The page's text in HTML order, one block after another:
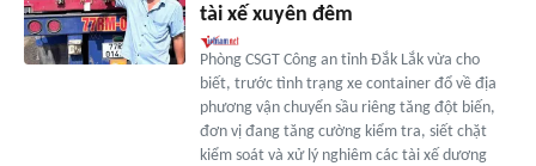
tài xế xuyên đêm
Phòng CSGT Công an tỉnh Đắk Lắk vừa cho
biết, trước tình trạng xe container đổ về địa
phương vận chuyển sầu riêng tăng đột biến,
đơn vị đang tăng cường kiểm tra, siết chặt
kiểm soát và xử lý nghiêm các tài xế dương